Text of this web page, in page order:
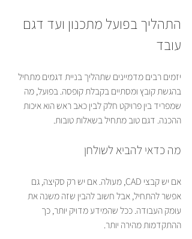
התהליך בפועל מתכנון ועד דגם
עובד
יזמים רבים מדמיינים שתהליך בניית דגמים מתחיל
בהגשת קובץ ומסתיים בקבלת קופסה. בפועל, מה
שמפריד בין פרויקט חלק לבין כאב ראש הוא איכות
ההכנה. דגם טוב מתחיל בשאלות טובות.
מה כדאי להביא לשולחן
אם יש קבצי CAD, מעולה. אם יש רק סקיצה, גם
אפשר להתחיל, אבל חשוב להבין שזה משנה את
עומק העבודה. ככל שהמידע מדויק יותר, כך
ההתקדמות מהירה יותר.